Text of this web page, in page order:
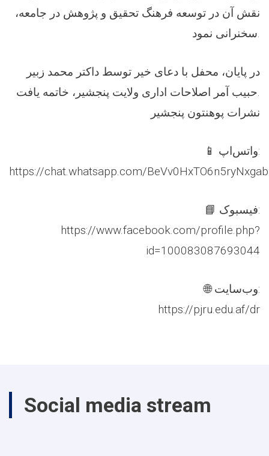
نقش آن در توسعه فرهنگ تحقیق و پژوهش در جامعه،
سخنرانی نمود.
در پایان، محفل با دعای خیر توسط داکتر محمد زبیر
حبیب آمر اصلاحات اداری ولایت پنجشیر، خاتمه یافت.
نشرات پوهنتون پنجشیر
📱 واتس‌اپ:
https://chat.whatsapp.com/
📘 فیسبوک:
https://www.facebook.com/profile.php?
id=100083087693044
🌐 وب‌سایت:
‏https://pjru.edu.af/dr
Social media stream